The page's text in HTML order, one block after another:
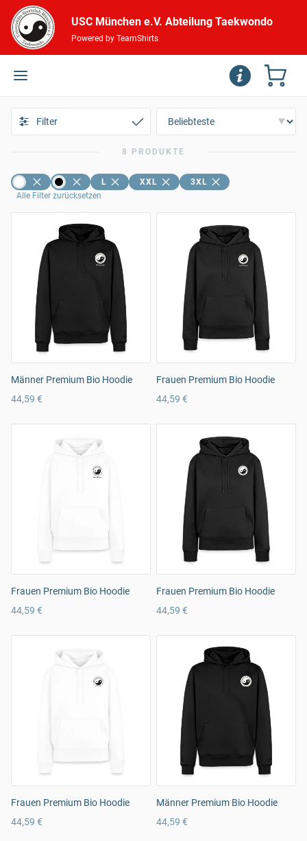
USC München e.V. Abteilung Taekwondo
Powered by TeamShirts
Filter
8 PRODUKTE
L XXL
3XL
Alle Filter zurücksetzen
Männer Premium Bio Hoodie
44,59 €
Frauen Premium Bio Hoodie
44,59 €
Frauen Premium Bio Hoodie
44,59 €
Frauen Premium Bio Hoodie
44,59 €
Frauen Premium Bio Hoodie
44,59 €
Männer Premium Bio Hoodie
44,59 €